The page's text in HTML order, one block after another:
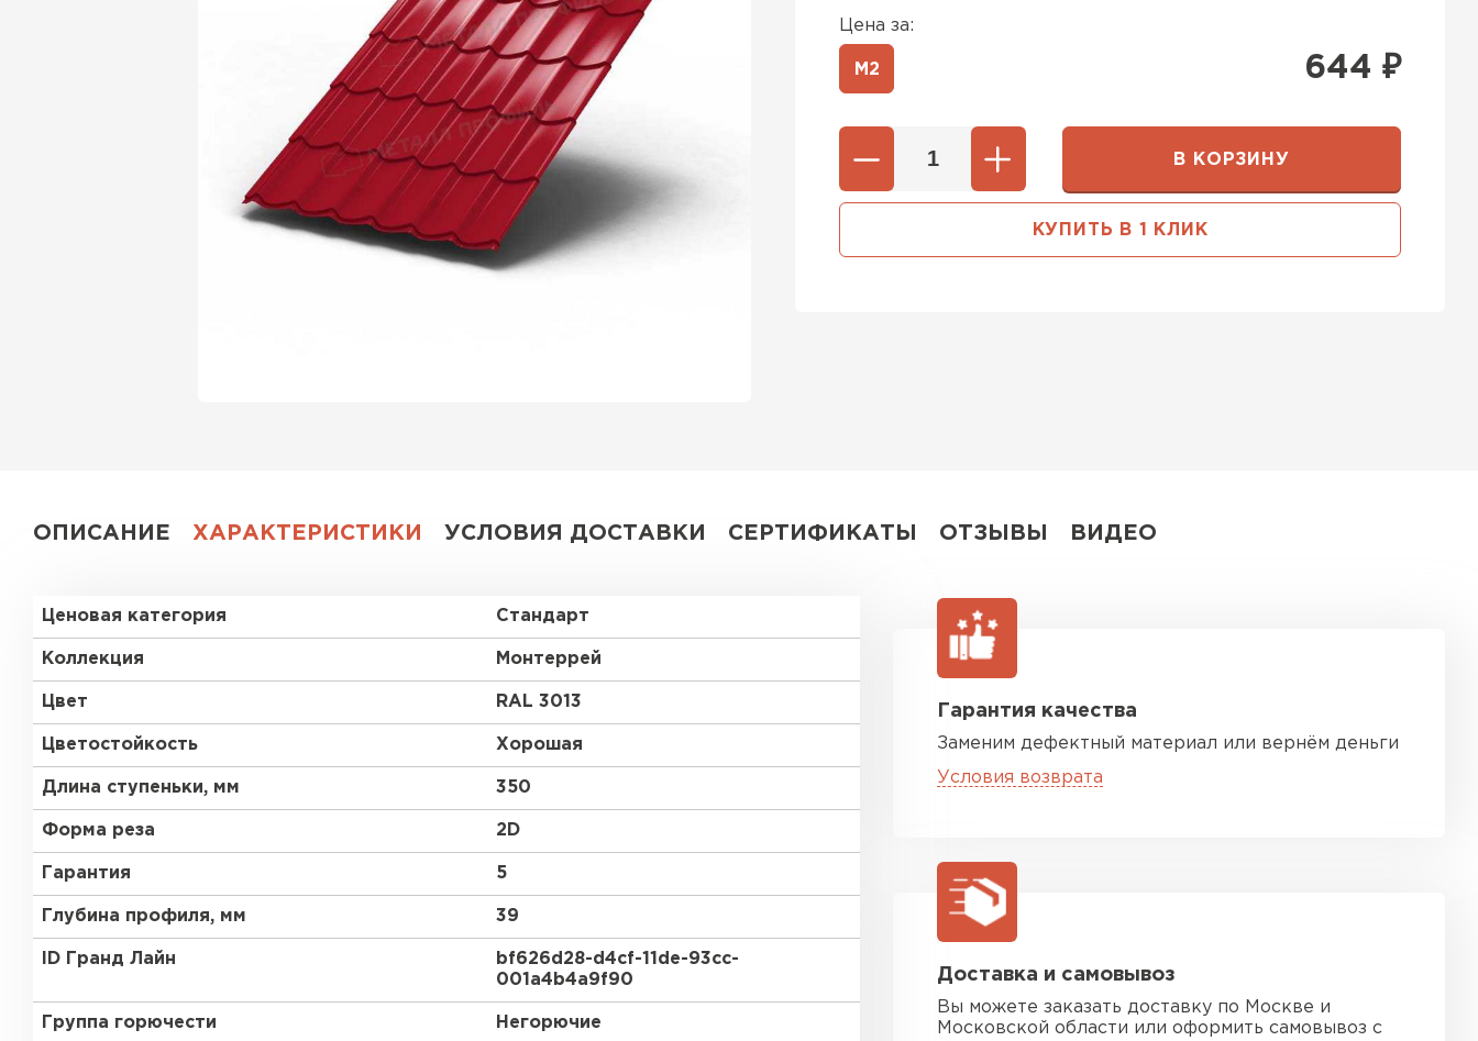
Цена за:
М2 644 ₽
В КОРЗИНУ
КУПИТЬ В 1 КЛИК
ОПИСАНИЕ ХАРАКТЕРИСТИКИ УСЛОВИЯ ДОСТАВКИ СЕРТИФИКАТЫ ОТЗЫВЫ ВИДЕО
Ценовая категория Стандарт
Коллекция Монтеррей
Цвет RAL 3013
Цветостойкость Хорошая
Длина ступеньки, мм 350
Форма реза 2D
Гарантия 5
Глубина профиля, мм 39
ID Гранд Лайн
bf626d28-d4cf-11de-93cc-
001a4b4a9f90
Группа горючести Негорючие
Гарантия качества
Заменим дефектный материал или вернём деньги
Условия возврата
Доставка и самовывоз
Вы можете заказать доставку по Москве и
Московской области или оформить самовывоз с